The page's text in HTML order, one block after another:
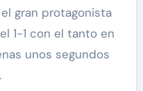
gran protagonista
1-1 con el tanto en
unos segundos